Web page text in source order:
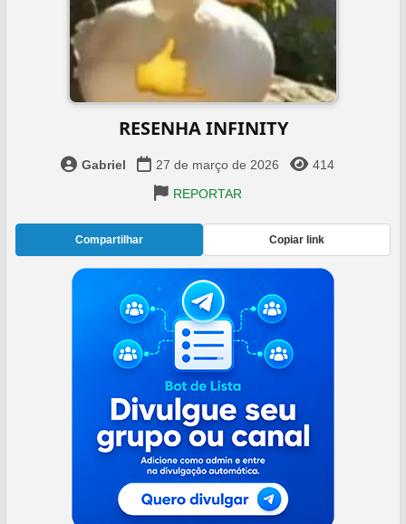
RESENHA INFINITY
Gabriel 27 de março de 2026
414
REPORTAR
Compartilhar Copiar link